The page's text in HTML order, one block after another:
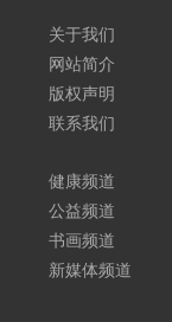
关于我们
网站简介
版权声明
联系我们
健康频道
公益频道
书画频道
新媒体频道